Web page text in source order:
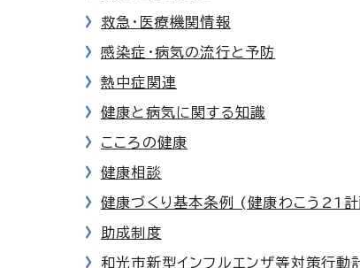
救急・医療機関情報
感染症・病気の流行と予防
熱中症関連
健康と病気に関する知識
こころの健康
健康相談
健康づくり基本条例 (健康わこう21計
助成制度
和光市新型インフルエンザ等対策行動